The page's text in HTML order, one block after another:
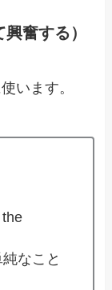
奮する）
います。
なこと